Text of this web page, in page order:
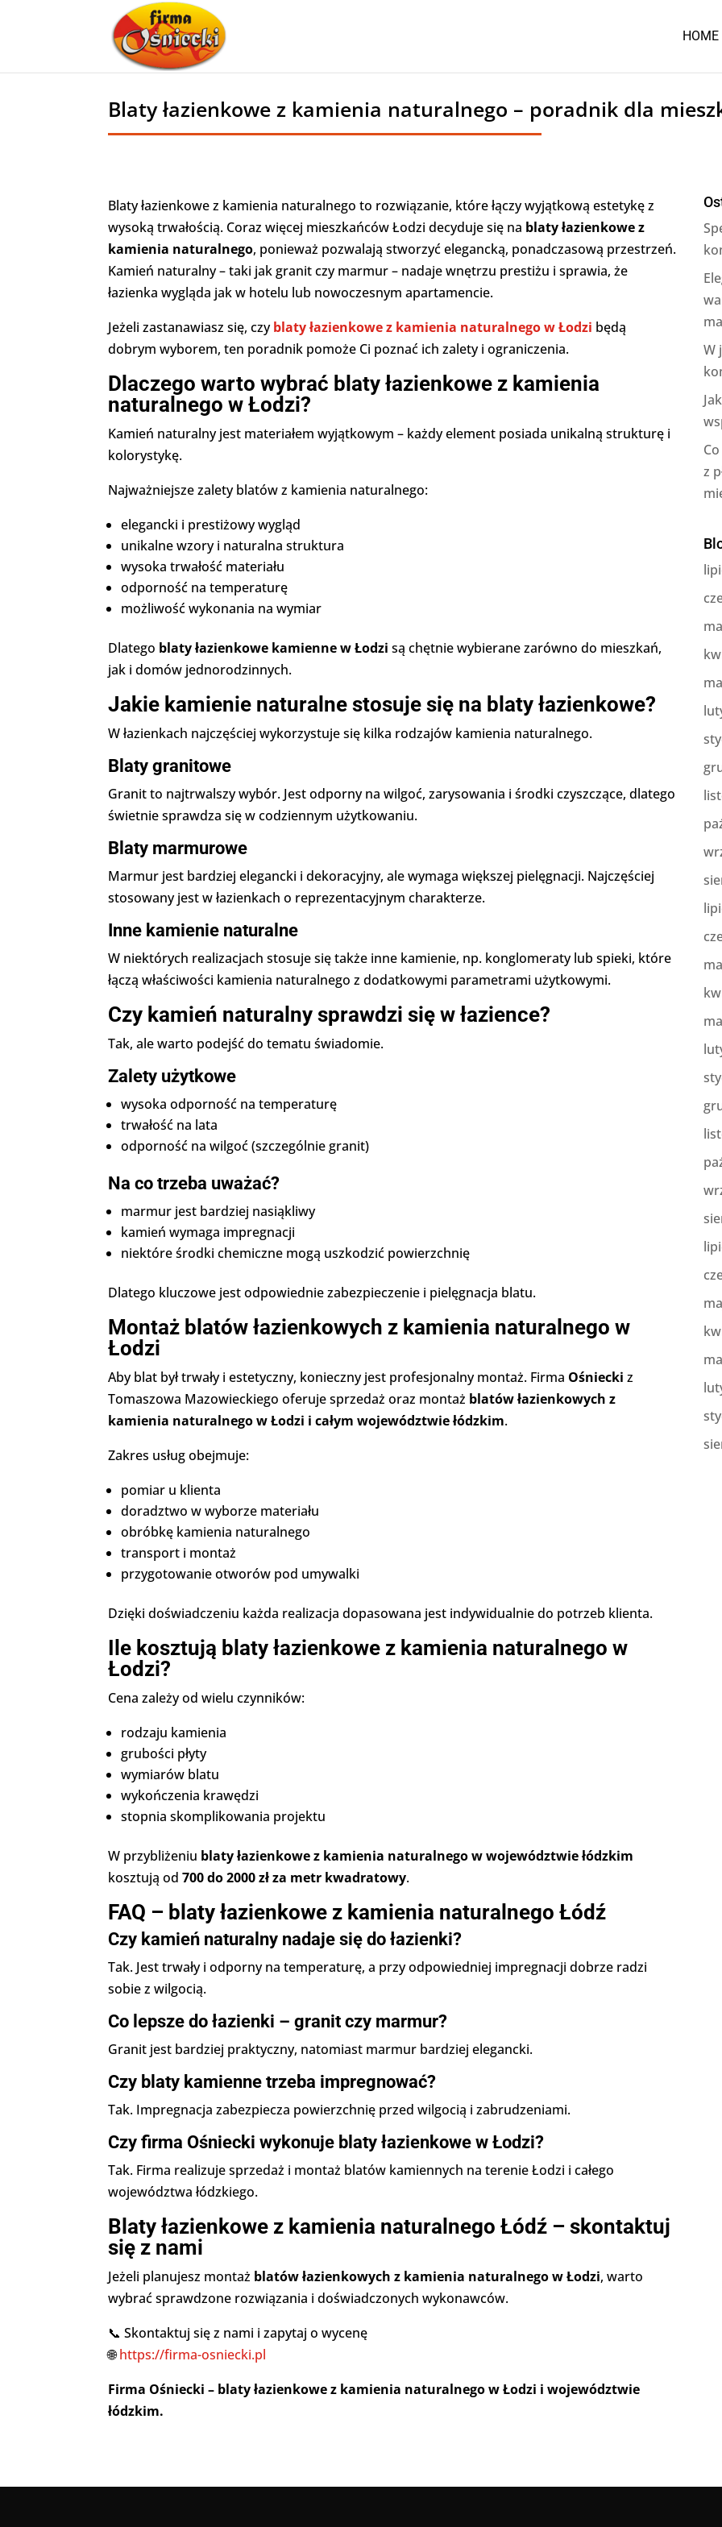
HOME
Blaty łazienkowe z kamienia naturalnego – poradnik dla
Blaty łazienkowe z kamienia naturalnego to rozwiązanie, które łączy wyjątkową estetykę z
wysoką trwałością. Coraz więcej mieszkańców Łodzi decyduje się na blaty łazienkowe z
kamienia naturalnego, ponieważ pozwalają stworzyć elegancką, ponadczasową przestrzeń.
Kamień naturalny – taki jak granit czy marmur – nadaje wnętrzu prestiżu i sprawia, że
łazienka wygląda jak w hotelu lub nowoczesnym apartamencie.
Jeżeli zastanawiasz się, czyblaty łazienkowe z kamienia naturalnego w Łodzi będą
dobrym wyborem, ten poradnik pomoże Ci poznać ich zalety i ograniczenia.
Dlaczego warto wybrać blaty łazienkowe z kamienia
naturalnego w Łodzi?
Kamień naturalny jest materiałem wyjątkowym – każdy element posiada unikalną strukturę i
kolorystykę.
Najważniejsze zalety blatów z kamienia naturalnego:
elegancki i prestiżowy wygląd
unikalne wzory i naturalna struktura
wysoka trwałość materiału
odporność na temperaturę
możliwość wykonania na wymiar
Dlatego blaty łazienkowe kamienne w Łodzi są chętnie wybierane zarówno do mieszkań,
jak i domów jednorodzinnych.
Jakie kamienie naturalne stosuje się na blaty łazienkowe?
W łazienkach najczęściej wykorzystuje się kilka rodzajów kamienia naturalnego.
Blaty granitowe
Granit to najtrwalszy wybór. Jest odporny na wilgoć, zarysowania i środki czyszczące, dlatego
świetnie sprawdza się w codziennym użytkowaniu.
Blaty marmurowe
Marmur jest bardziej elegancki i dekoracyjny, ale wymaga większej pielęgnacji. Najczęściej
stosowany jest w łazienkach o reprezentacyjnym charakterze.
Inne kamienie naturalne
W niektórych realizacjach stosuje się także inne kamienie, np. konglomeraty lub spieki, które
łączą właściwości kamienia naturalnego z dodatkowymi parametrami użytkowymi.
Czy kamień naturalny sprawdzi się w łazience?
Tak, ale warto podejść do tematu świadomie.
Zalety użytkowe
wysoka odporność na temperaturę
trwałość na lata
odporność na wilgoć (szczególnie granit)
Na co trzeba uważać?
marmur jest bardziej nasiąkliwy
kamień wymaga impregnacji
niektóre środki chemiczne mogą uszkodzić powierzchnię
Dlatego kluczowe jest odpowiednie zabezpieczenie i pielęgnacja blatu.
Montaż blatów łazienkowych z kamienia naturalnego w
Łodzi
Aby blat był trwały i estetyczny, konieczny jest profesjonalny montaż. Firma Ośniecki z
Tomaszowa Mazowieckiego oferuje sprzedaż oraz montaż blatów łazienkowych z
kamienia naturalnego w Łodzi i całym województwie łódzkim.
Zakres usług obejmuje:
pomiar u klienta
doradztwo w wyborze materiału
obróbkę kamienia naturalnego
transport i montaż
przygotowanie otworów pod umywalki
Dzięki doświadczeniu każda realizacja dopasowana jest indywidualnie do potrzeb klienta.
Ile kosztują blaty łazienkowe z kamienia naturalnego w
Łodzi?
Cena zależy od wielu czynników:
rodzaju kamienia
grubości płyty
wymiarów blatu
wykończenia krawędzi
stopnia skomplikowania projektu
W przybliżeniu blaty łazienkowe z kamienia naturalnego w województwie łódzkim
kosztują od700 do 2000 zł za metr kwadratowy.
FAQ – blaty łazienkowe z kamienia naturalnego Łódź
Czy kamień naturalny nadaje się do łazienki?
Tak. Jest trwały i odporny na temperaturę, a przy odpowiedniej impregnacji dobrze radzi
sobie z wilgocią.
Co lepsze do łazienki – granit czy marmur?
Granit jest bardziej praktyczny, natomiast marmur bardziej elegancki.
Czy blaty kamienne trzeba impregnować?
Tak. Impregnacja zabezpiecza powierzchnię przed wilgocią i zabrudzeniami.
Czy firma Ośniecki wykonuje blaty łazienkowe w Łodzi?
Tak. Firma realizuje sprzedaż i montaż blatów kamiennych na terenie Łodzi i całego
województwa łódzkiego.
Blaty łazienkowe z kamienia naturalnego Łódź – skontaktuj
się z nami
Jeżeli planujesz montaż blatów łazienkowych z kamienia naturalnego w Łodzi, warto
wybrać sprawdzone rozwiązania i doświadczonych wykonawców.
📞 Skontaktuj się z nami i zapytaj o wycenę
🌐https://firma-osniecki.pl
Firma Ośniecki – blaty łazienkowe z kamienia naturalnego w Łodzi i województwie
łódzkim.
W
z